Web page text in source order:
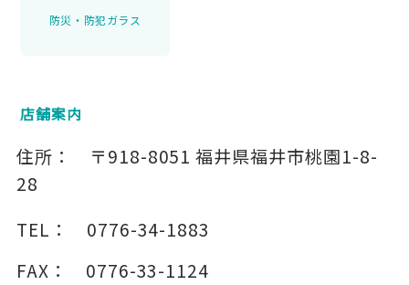
防災・防犯ガラス
店舗案内
住所： 〒918-8051 福井県福井市桃園1-8-
28
TEL：
0776-34-1883
FAX：
0776-33-1124